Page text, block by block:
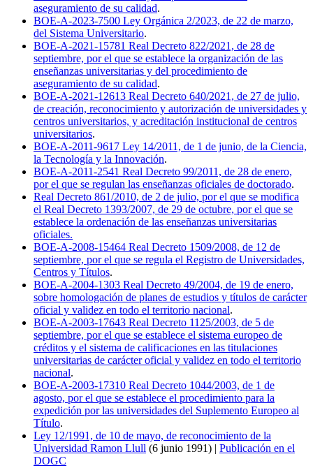
aseguramiento de su calidad.
BOE-A-2023-7500 Ley Orgánica 2/2023, de 22 de marzo,
del Sistema Universitario.
BOE-A-2021-15781 Real Decreto 822/2021, de 28 de
septiembre, por el que se establece la organización de las
enseñanzas universitarias y del procedimiento de
aseguramiento de su calidad.
BOE-A-2021-12613 Real Decreto 640/2021, de 27 de julio,
de creación, reconocimiento y autorización de universidades y
centros universitarios, y acreditación institucional de centros
universitarios.
BOE-A-2011-9617 Ley 14/2011, de 1 de junio, de la Ciencia,
la Tecnología y la Innovación.
BOE-A-2011-2541 Real Decreto 99/2011, de 28 de enero,
por el que se regulan las enseñanzas oficiales de doctorado.
Real Decreto 861/2010, de 2 de julio, por el que se modifica
el Real Decreto 1393/2007, de 29 de octubre, por el que se
establece la ordenación de las enseñanzas universitarias
oficiales.
BOE-A-2008-15464 Real Decreto 1509/2008, de 12 de
septiembre, por el que se regula el Registro de Universidades,
Centros y Títulos.
BOE-A-2004-1303 Real Decreto 49/2004, de 19 de enero,
sobre homologación de planes de estudios y títulos de carácter
oficial y validez en todo el territorio nacional.
BOE-A-2003-17643 Real Decreto 1125/2003, de 5 de
septiembre, por el que se establece el sistema europeo de
créditos y el sistema de calificaciones en las titulaciones
universitarias de carácter oficial y validez en todo el territorio
nacional.
BOE-A-2003-17310 Real Decreto 1044/2003, de 1 de
agosto, por el que se establece el procedimiento para la
expedición por las universidades del Suplemento Europeo al
Título.
Ley 12/1991, de 10 de mayo, de reconocimiento de la
Universidad Ramon Llull (6 junio 1991) | Publicación en el
DOGC